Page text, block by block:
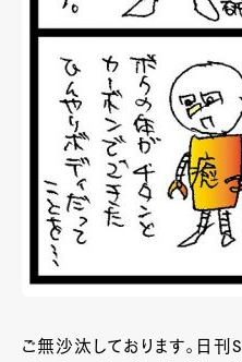
ご無沙汰しております。日